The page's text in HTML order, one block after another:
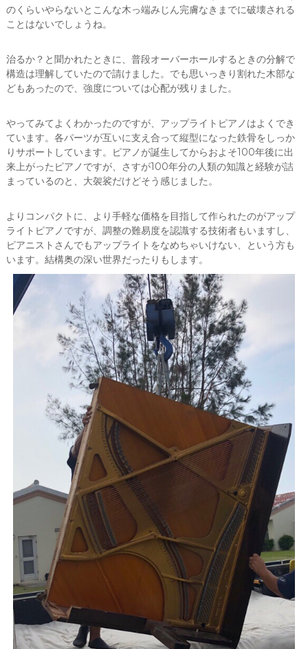
のくらいやらないとこんな木っ端みじん完膚なきまでに破壊される
ことはないでしょうね。
治るか？と聞かれたときに、普段オーバーホールするときの分解で
構造は理解していたので請けました。でも思いっきり割れた木部な
どもあったので、強度については心配が残りました。
やってみてよくわかったのですが、アップライトピアノはよくでき
ています。各パーツが互いに支え合って縦型になった鉄骨をしっか
りサポートしています。ピアノが誕生してからおよそ100年後に出
来上がったピアノですが、さすが100年分の人類の知識と経験が詰
まっているのと、大袈裟だけどそう感じました。
よりコンパクトに、より手軽な価格を目指して作られたのがアップ
ライトピアノですが、調整の難易度を認識する技術者もいますし、
ピアニストさんでもアップライトをなめちゃいけない、という方も
います。結構奥の深い世界だったりもします。